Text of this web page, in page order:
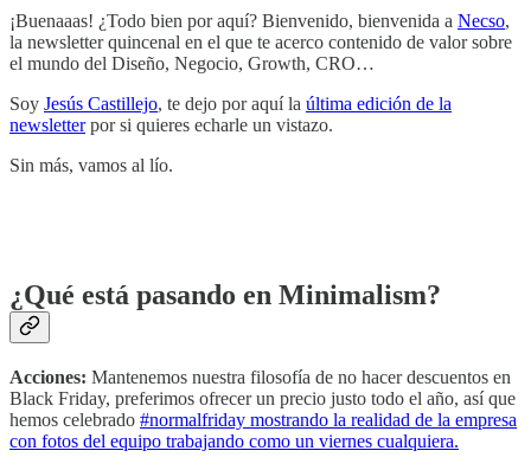
¡Buenaaas! ¿Todo bien por aquí? Bienvenido, bienvenida a Necso,
la newsletter quincenal en el que te acerco contenido de valor sobre
el mundo del Diseño, Negocio, Growth, CRO…
Soy Jesús Castillejo, te dejo por aquí la última edición de la
newsletterpor si quieres echarle un vistazo.
Sin más, vamos al lío.
¿Qué está pasando en Minimalism?
Acciones: Mantenemos nuestra filosofía de no hacer descuentos en
Black Friday, preferimos ofrecer un precio justo todo el año, así que
hemos celebrado #normalfriday mostrando la realidad de la empresa
con fotos del equipo trabajando como un viernes cualquiera.